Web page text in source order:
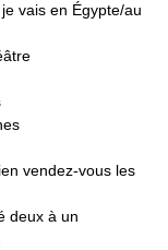
je vais en Égypte/au
vendez-vous les
deux à un